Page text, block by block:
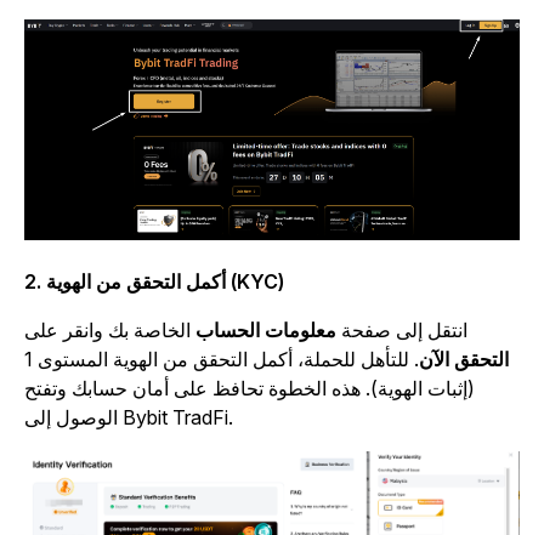
2. أكمل التحقق من الهوية (KYC)
انتقل إلى صفحةمعلومات الحسابالخاصة بك وانقر على
التحقق الآن
. للتأهل للحملة، أكمل التحقق من الهوية المستوى 1
(إثبات الهوية). هذه الخطوة تحافظ على أمان حسابك وتفتح
الوصول إلى Bybit TradFi.